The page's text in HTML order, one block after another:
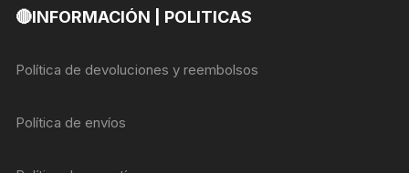
🔴INFORMACIÓN | POLITICAS
Política de devoluciones y reembolsos
Política de envíos